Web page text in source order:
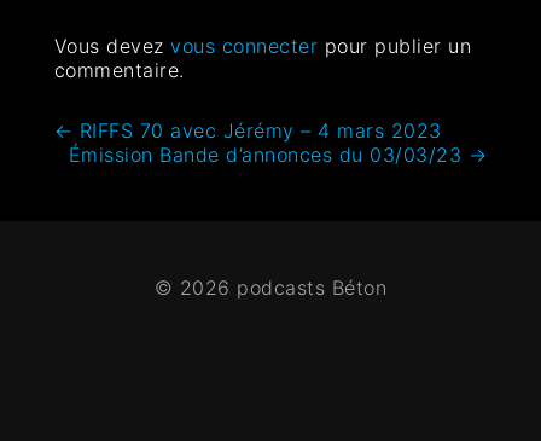
Vous devezvous connecter pour publier un
commentaire.
← RIFFS 70 avec Jérémy – 4 mars 2023
Émission Bande d’annonces du 03/03/23 →
© 2026 podcasts Béton